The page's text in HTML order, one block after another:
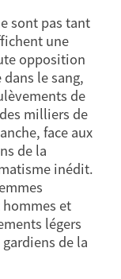
sont pas tant
une
opposition
le sang,
de
milliers de
face aux
de la
inédit.
et
légers
de la